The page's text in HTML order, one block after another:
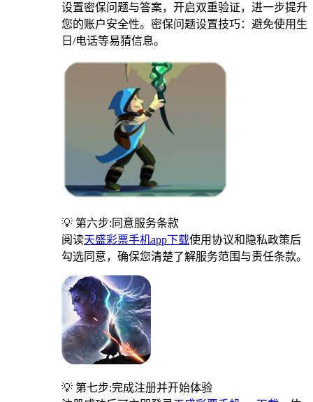
设置密保问题与答案，开启双重验证，进一步提升
您的账户安全性。密保问题设置技巧：避免使用生
日/电话等易猜信息。
💡 第六步:同意服务条款
阅读天盛彩票手机app下载使用协议和隐私政策后
勾选同意，确保您清楚了解服务范围与责任条款。
💡 第七步:完成注册并开始体验